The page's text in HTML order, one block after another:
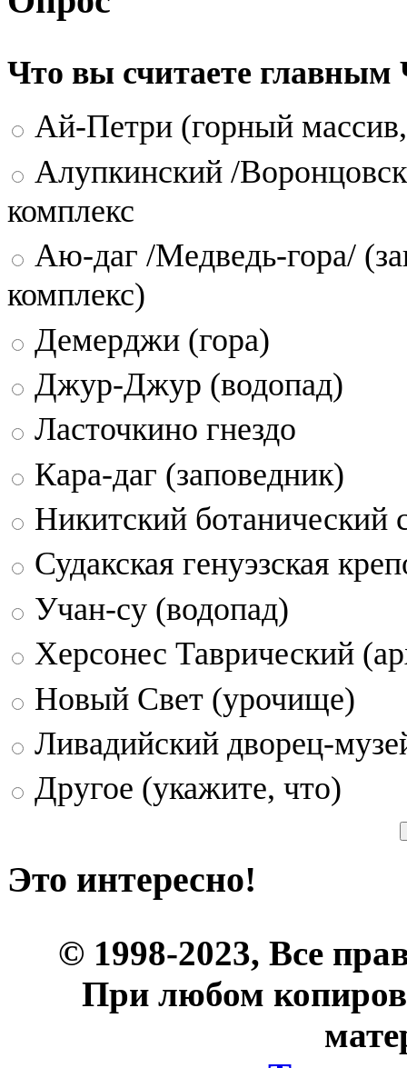
Что вы считаете
Ай-Петри (горный
Алупкинский /
комплекс
Аю-даг /Медведь-гора/
комплекс)
Демерджи (гора)
Джур-Джур (водопад)
Ласточкино гнездо
Кара-даг (заповедник)
Никитский ботанический
Судакская генуэзская
Учан-су (водопад)
Херсонес Таврический
Новый Свет (урочище)
Ливадийский дворец-
Другое (укажите, что)
Это интересно!
© 1998-2023, Все
При любом